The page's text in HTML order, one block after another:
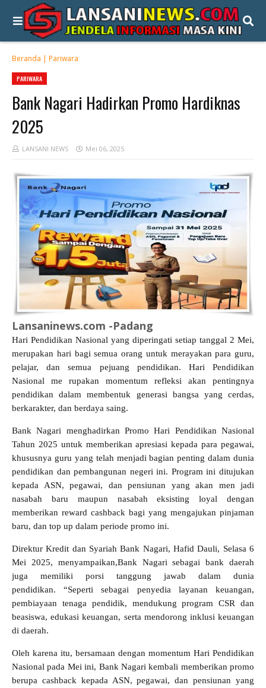
Beranda | Pariwara
PARIWARA
Bank Nagari Hadirkan Promo Hardiknas
2025
LANSANI NEWS Mei 06, 2025
Lansaninews.com -Padang
Hari Pendidikan Nasional yang diperingati setiap tanggal 2 Mei,
merupakan hari bagi semua orang untuk merayakan para guru,
pelajar, dan semua pejuang pendidikan. Hari Pendidikan
Nasional me rupakan momentum refleksi akan pentingnya
pendidikan dalam membentuk generasi bangsa yang cerdas,
berkarakter, dan berdaya saing.
Bank Nagari menghadirkan Promo Hari Pendidikan Nasional
Tahun 2025 untuk memberikan apresiasi kepada para pegawai,
khususnya guru yang telah menjadi bagian penting dalam dunia
pendidikan dan pembangunan negeri ini. Program ini ditujukan
kepada ASN, pegawai, dan pensiunan yang akan men jadi
nasabah baru maupun nasabah eksisting loyal dengan
memberikan reward cashback bagi yang mengajukan pinjaman
baru, dan top up dalam periode promo ini.
Direktur Kredit dan Syariah Bank Nagari, Hafid Dauli, Selasa 6
Mei 2025, menyampaikan,Bank Nagari sebagai bank daerah
juga memiliki porsi tanggung jawab dalam dunia
pendidikan. “Seperti sebagai penyedia layanan keuangan,
pembiayaan tenaga pendidik, mendukung program CSR dan
beasiswa, edukasi keuangan, serta mendorong inklusi keuangan
di daerah.
Oleh karena itu, bersamaan dengan momentum Hari Pendidikan
Nasional pada Mei ini, Bank Nagari kembali memberikan promo
berupa cashback kepada ASN, pegawai, dan pensiunan yang